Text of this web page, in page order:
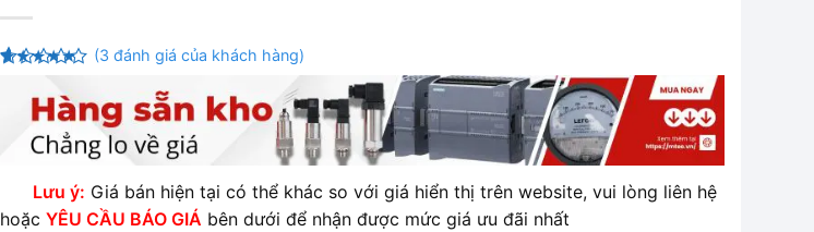
trên
5 dựa
trênđánh
(3 đánh giá của khách hàng)
Lưu ý: Giá bán hiện tại có thể khác so với giá hiển thị trên website, vui lòng liên hệ
hoặcYÊU CẦU BÁO GIÁ bên dưới để nhận được mức giá ưu đãi nhất